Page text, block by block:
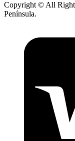
Copyright © All Right
Península.